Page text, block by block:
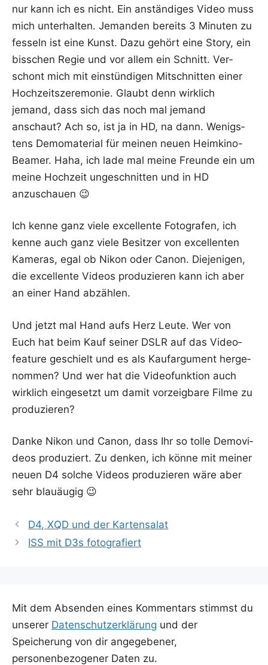
nur kann ich es nicht. Ein anstän­di­ges Video muss
mich unter­hal­ten. Jeman­den bereits 3 Minu­ten zu
fes­seln ist eine Kunst. Dazu gehört eine Sto­ry, ein
biss­chen Regie und vor allem ein Schnitt. Ver­
schont mich mit ein­stün­di­gen Mit­schnit­ten einer
Hoch­zeits­ze­re­mo­nie. Glaubt denn wirk­lich
jemand, dass sich das noch mal jemand
anschaut? Ach so, ist ja in HD, na dann. Wenigs­
tens Demo­ma­te­ri­al für mei­nen neu­en Heim­ki­no-
Bea­mer. Haha, ich lade mal mei­ne Freun­de ein um
mei­ne Hoch­zeit unge­schnit­ten und in HD
anzuschauen 😉
Ich ken­ne ganz vie­le excel­len­te Foto­gra­fen, ich
ken­ne auch ganz vie­le Besit­zer von excel­len­ten
Kame­ras, egal ob Nikon oder Canon. Die­je­ni­gen,
die excel­len­te Vide­os pro­du­zie­ren kann ich aber
an einer Hand abzählen.
Und jetzt mal Hand aufs Herz Leu­te. Wer von
Euch hat beim Kauf sei­ner DSLR auf das Video­
fea­ture geschielt und es als Kauf­ar­gu­ment her­ge­
nom­men? Und wer hat die Video­funk­ti­on auch
wirk­lich ein­ge­setzt um damit vor­zeig­ba­re Fil­me zu
produzieren?
Dan­ke Nikon und Canon, dass Ihr so tol­le Demo­vi­
de­os pro­du­ziert. Zu den­ken, ich kön­ne mit mei­ner
neu­en D4 sol­che Vide­os pro­du­zie­ren wäre aber
sehr blauäugig 😉
D4, XQD und der Kartensalat
ISS mit D3s fotografiert
Mit dem Absenden eines Kommentars stimmst du
unserer Datenschutzerklärung und der
Speicherung von dir angegebener,
personenbezogener Daten zu.